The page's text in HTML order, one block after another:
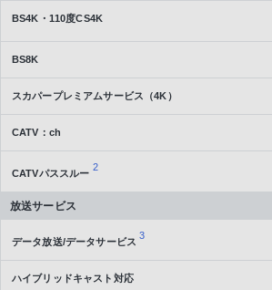
BS4K・110度CS4K
BS8K
スカパープレミアムサービス（4K）
CATV：ch
CATVパススルー
2
放送サービス
データ放送/データサービス
3
ハイブリッドキャスト対応